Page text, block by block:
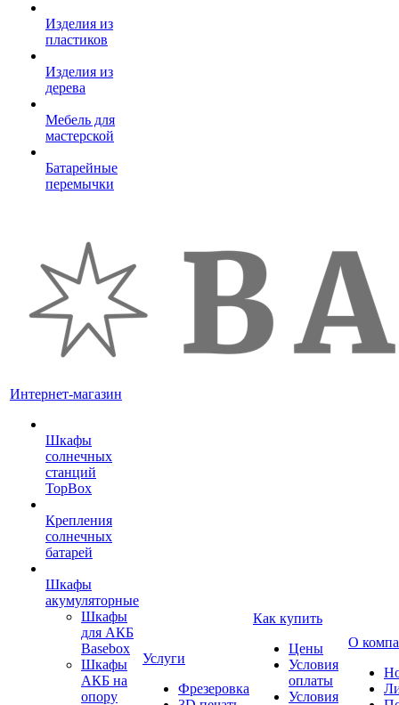
Изделия из
пластиков
Изделия из
дерева
Мебель для
мастерской
Батарейные
перемычки
Интернет-магазин
Шкафы
солнечных
станций
TopBox
Крепления
солнечных
батарей
Шкафы
акумуляторные
Шкафы
для АКБ
Basebox
Шкафы
АКБ на
опору
Услуги
Фрезеровка
Как купить
Цены
Условия
оплаты
Условия
О